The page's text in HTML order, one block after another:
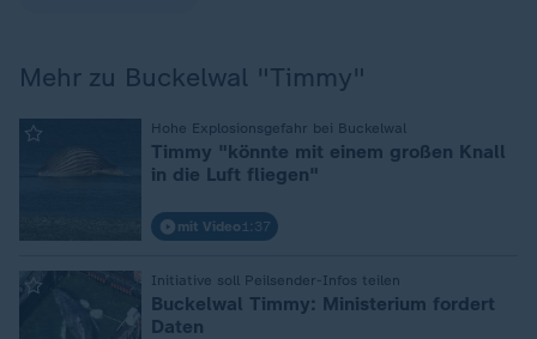
Mehr zu Buckelwal "Timmy"
Hohe Explosionsgefahr bei Buckelwal
Timmy "könnte mit einem großen Knall
in die Luft fliegen"
mit Video 1:37
Initiative soll Peilsender-Infos teilen
Buckelwal Timmy: Ministerium fordert
Daten